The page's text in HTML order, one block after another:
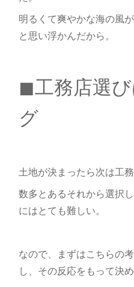
明るくて爽やかな海の風
と思い浮かんだから。
◼︎工務店選
グ
土地が決まったら次は工
数多とあるそれから選択
にはとても難しい。
なので、まずはこちらの
し、その反応をもって決め